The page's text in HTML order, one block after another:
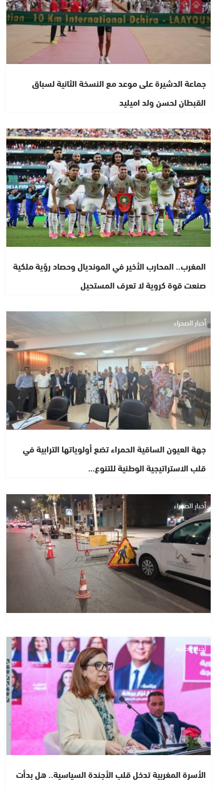
جماعة الدشيرة على موعد مع النسخة الثانية لسباق
القبطان لحسن ولد اميليد
رياضة
المغرب.. المحارب الأخير في المونديال وحصاد رؤية ملكية
صنعت قوة كروية لا تعرف المستحيل
أخبار الصحراء
جهة العيون الساقية الحمراء تضع أولوياتها الترابية في
قلب الاستراتيجية الوطنية للتنوع…
أخبار الصحراء
أخبار وطنية
الأسرة المغربية تدخل قلب الأجندة السياسية.. هل بدأت